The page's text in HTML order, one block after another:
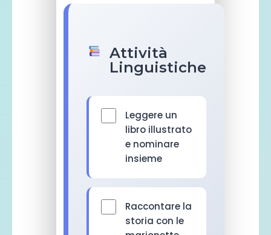
Attività
Linguistiche
Leggere un
libro illustrato
e nominare
insieme
Raccontare la
storia con le